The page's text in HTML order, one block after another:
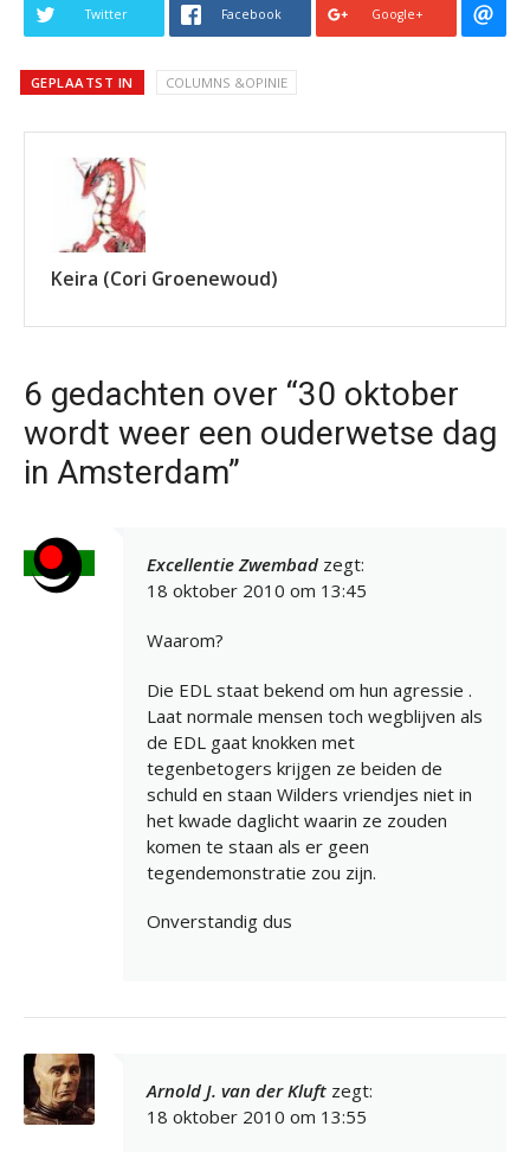
Twitter Facebook Google+
GEPLAATST IN COLUMNS &OPINIE
Keira (Cori Groenewoud)
6 gedachten over “30 oktober
wordt weer een ouderwetse dag
in Amsterdam”
Excellentie Zwembad zegt:
18 oktober 2010 om 13:45
Waarom?
Die EDL staat bekend om hun agressie .
Laat normale mensen toch wegblijven als
de EDL gaat knokken met
tegenbetogers krijgen ze beiden de
schuld en staan Wilders vriendjes niet in
het kwade daglicht waarin ze zouden
komen te staan als er geen
tegendemonstratie zou zijn.
Onverstandig dus
Arnold J. van der Kluft zegt:
18 oktober 2010 om 13:55